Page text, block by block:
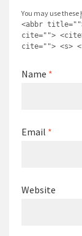
You may use these
<abbr
cite="">
cite=""> <s>
Name *
Email *
Website